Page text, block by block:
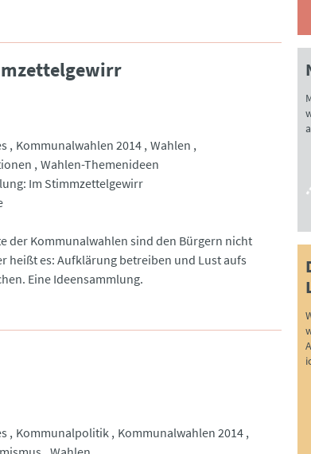
Kommunalwahlen 2014 Wahlen
Wahlen-Themenideen
Im Stimmzettelgewirr
der Kommunalwahlen sind den Bürgern nicht
heißt es: Aufklärung betreiben und Lust aufs
Eine Ideensammlung.
Kommunalpolitik
Kommunalwahlen 2014